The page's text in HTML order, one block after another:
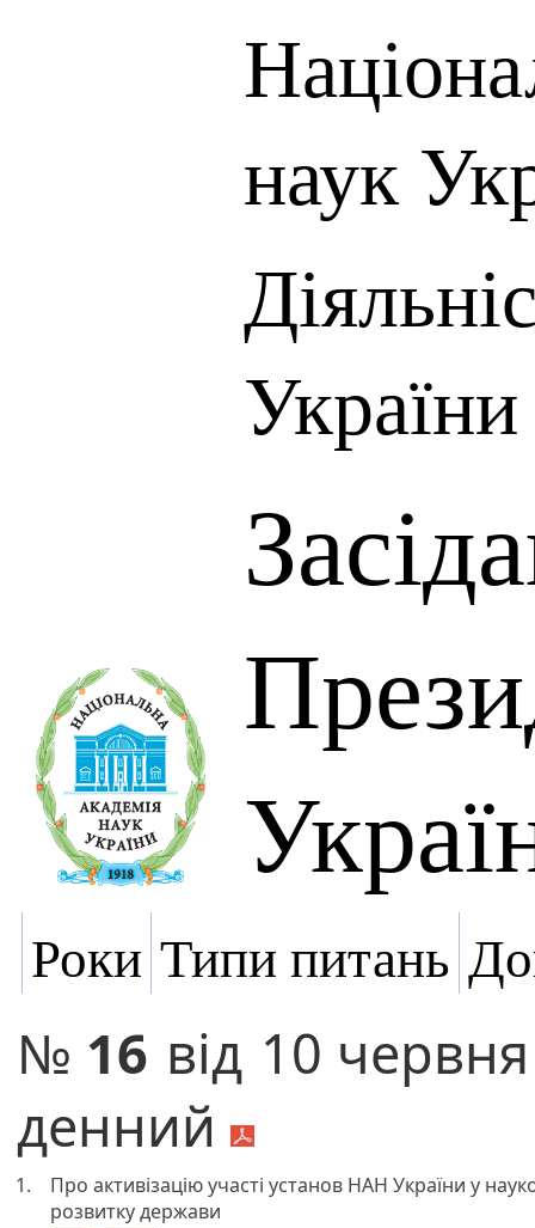
наук
України
Роки Типи питань
№ 16 від 10
денний
1.
Про активізацію участі установ НАН України у
розвитку держави